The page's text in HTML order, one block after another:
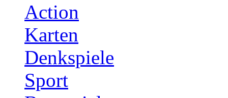
Action
Karten
Denkspiele
Sport